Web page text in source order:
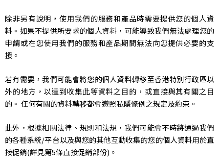
除非另有說明，使用我們的服務和產品時需要提供您的個人資
料。如果不提供所要求的個人資料，可能導致我們無法處理您的
申請或在您使用我們的服務和產品期間無法向您提供必要的支
援。
若有需要，我們可能會將您的個人資料轉移至香港特別行政區以
外的地方，以達到收集此等資料之目的，或直接與其有關之目
的。 任何有關的資料轉移都會遵照私隱條例之規定及約束。
此外，根據相關法律、規則和法規，我們可能會不時將通過我們
的各種系統/平台以及與您的其他互動收集的您的個人資料用於直
接促銷(詳見第5條直接促銷部份)。